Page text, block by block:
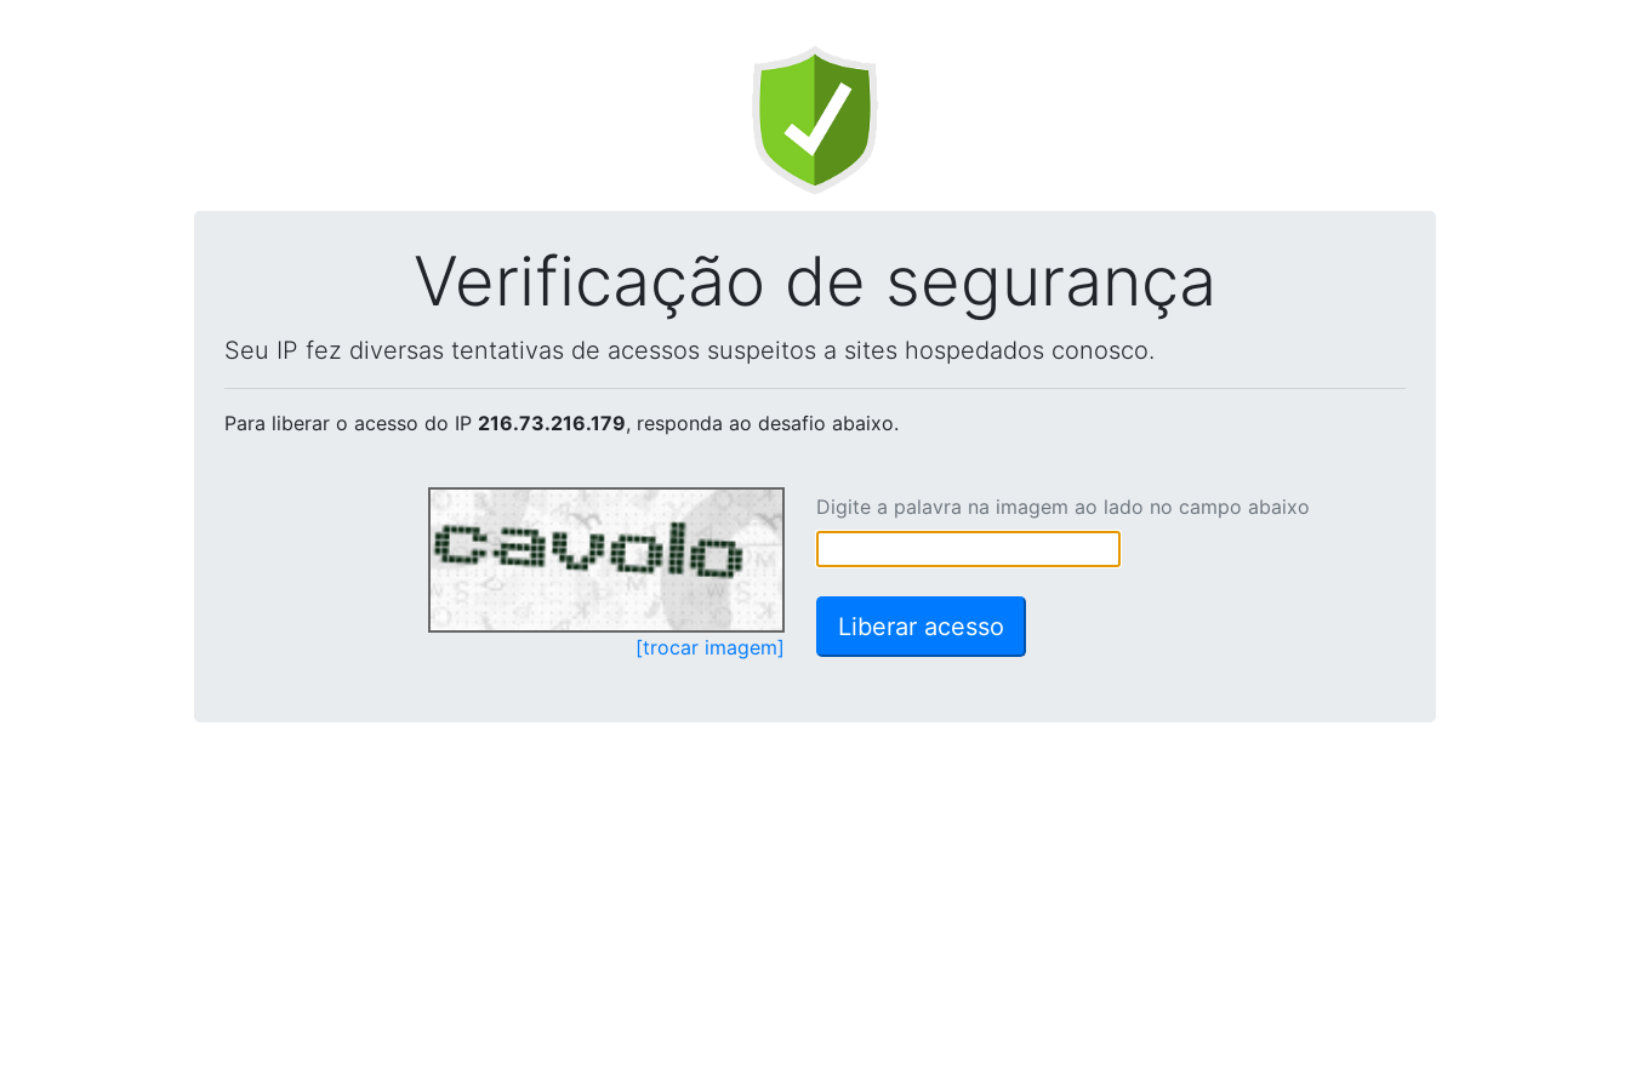
Verificação de segurança
Seu IP fez diversas tentativas de acessos suspeitos a sites hospedados conosco.
Para liberar o acesso do IP 216.73.216.179, responda ao desafio abaixo.
[trocar imagem]
Digite a palavra na imagem ao lado no campo abaixo